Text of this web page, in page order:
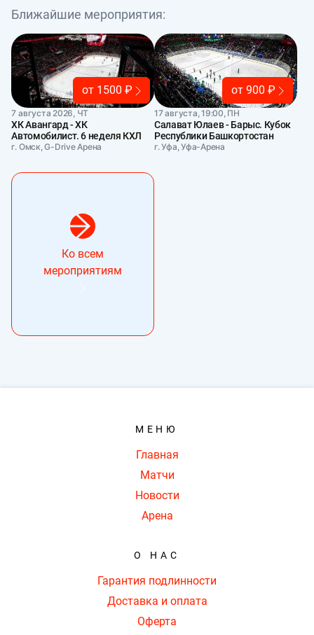
Ближайшие мероприятия:
от 1500 ₽
7 августа 2026, ЧТ
ХК Авангард - ХК
Автомобилист. 6 неделя КХЛ
г. Омск, G-Drive Арена
от 900 ₽
17 августа, 19:00, ПН
Салават Юлаев - Барыс. Кубок
Республики Башкортостан
г. Уфа, Уфа-Арена
Ко всем
мероприятиям
МЕНЮ
Главная
Матчи
Новости
Арена
О НАС
Гарантия подлинности
Доставка и оплата
Оферта